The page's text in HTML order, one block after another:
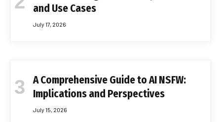
and Use Cases
July 17, 2026
A Comprehensive Guide to AI NSFW:
Implications and Perspectives
July 15, 2026